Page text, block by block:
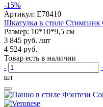
-15%
Артикул: E78410
Шкатулка в стиле Стимпанк
Размер: 10*10*9,5 см
3 845 руб. /шт
4 524 руб.
Товар есть в наличии
-
шт